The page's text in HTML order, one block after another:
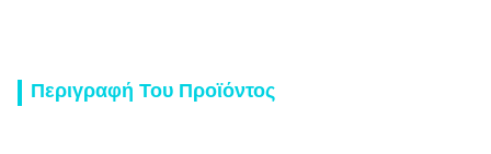
Περιγραφή Του Προϊόντος